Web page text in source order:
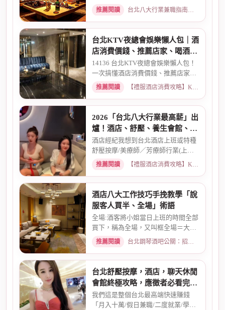
題 Q&A。深入解析全職與兼職...
推薦閱讀 台北八大行業兼職指南：熱門職缺與求職須知 · 2026-03-09
台北KTV夜總會娛樂懶人包｜酒
店消費價錢、推薦店家、喝酒介
紹一次看懂
14136 台北KTV夜總會娛樂懶人包！
一次搞懂酒店消費價錢、推薦店家、
喝酒介紹。從基本消費、包廂...
推薦閱讀 【禮服酒店消費攻略】KTV喝酒娛樂、價格試算 · 2026-03-16
2026「台北八大行業最高薪」出
爐！酒店、舒壓、養生會館、經
紀人推薦
酒店經紀我想到台北酒店上班或特種
舒壓按摩/美療師／芳療師行業(上班
天數可自選) 特種行業工作也...
推薦閱讀 【禮服酒店消費攻略】KTV喝酒娛樂、價格試算 · 2026-01-15
酒店八大工作技巧手挽教學「說
服客人買半、全場」術語
全場:酒客將小姐當日上班的時間全部
買下，稱為全場，又叫框全場＝大框
＝外全酒店買框送s外全多少...
推薦閱讀 台北鋼琴酒吧公關：招募條件與工作環境介紹 · 2026-03-26
台北舒壓按摩，酒店，聊天休閒
會館終極攻略，應徵者必看完整
指南
我們這是整個台北最高端快速賺錢
「月入十萬/假日兼職/二度就業/學生